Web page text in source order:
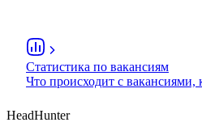
Статистика по вакансиям
Что происходит с вакансиями,
HeadHunter